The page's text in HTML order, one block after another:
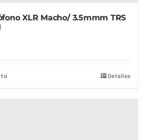
XLR Macho/ 3.5mmm TRS
Detalles